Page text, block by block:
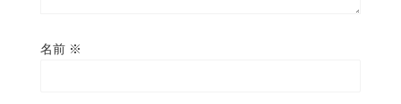
名前 ※